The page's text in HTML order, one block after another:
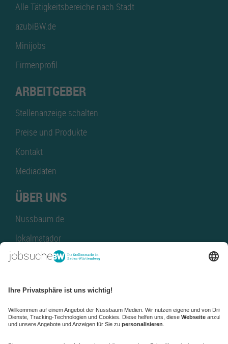
Alle Tätigkeitsbereiche nach Stadt
azubiBW.de
Minijobs
Firmenprofil
ARBEITGEBER
Stellenanzeige schalten
Preise und Produkte
Kontakt
Mediadaten
ÜBER UNS
Nussbaum.de
lokalmatador
kaufinBW
NussbaumID
Nussbaum Medien